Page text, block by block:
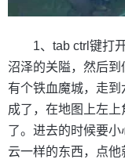
1、tab ctrl键打
沼泽的关隘，然后
有个铁血魔城，走
成了，在地图上左
了。进去的时候要
云一样的东西，点他